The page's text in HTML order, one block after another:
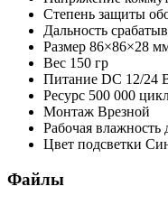
Степень защиты
Дальность
Размер 86×86×28
Вес 150 гр
Питание DC 12/24
Ресурс 500 000
Монтаж Врезной
Рабочая влажность
Цвет подсветки
Файлы